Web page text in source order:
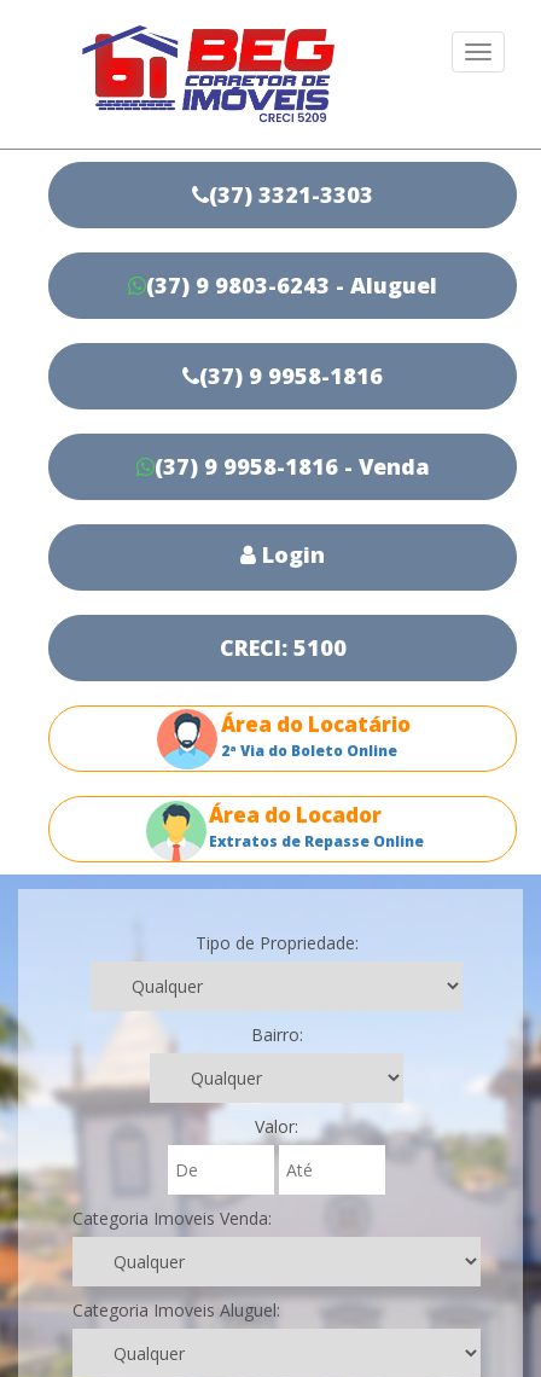
(37) 3321-3303
(37) 9 9803-6243 - Aluguel
(37) 9 9958-1816
(37) 9 9958-1816 - Venda
Login
CRECI: 5100
Área do Locatário
2ª Via do Boleto Online
Área do Locador
Extratos de Repasse Online
Tipo de Propriedade:
Bairro:
Valor:
Categoria Imoveis Venda:
Categoria Imoveis Aluguel: